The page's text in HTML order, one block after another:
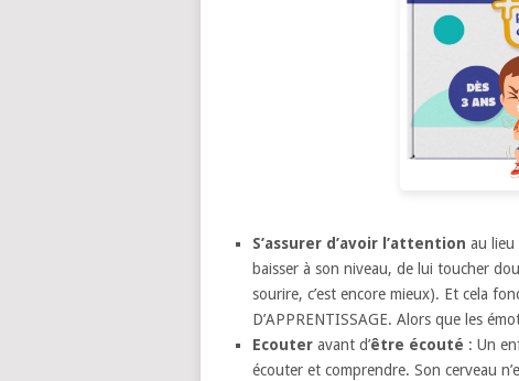
S’assurer d’avoir l’attention au lieu
baisser à son niveau, de lui toucher
sourire, c’est encore mieux). Et cela
D’APPRENTISSAGE. Alors que les
Ecouteravant d’être écouté : Un
écouter et comprendre. Son cerveau